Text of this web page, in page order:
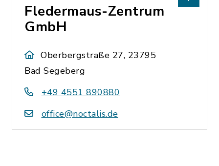
Fledermaus-Zentrum
GmbH
Oberbergstraße 27, 23795
Bad Segeberg
+49 4551 890880
office@noctalis.de